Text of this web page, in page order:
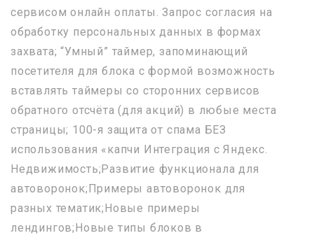
сервисом онлайн оплаты. Запрос согласия на
обработку персональных данных в формах
захвата; “Умный” таймер, запоминающий
посетителя для блока с формой возможность
вставлять таймеры со сторонних сервисов
обратного отсчёта (для акций) в любые места
страницы; 100-я защита от спама БЕЗ
использования «капчи Интеграция с Яндекс.
Недвижимость;Развитие функционала для
автоворонок;Примеры автоворонок для
разных тематик;Новые примеры
лендингов;Новые типы блоков в